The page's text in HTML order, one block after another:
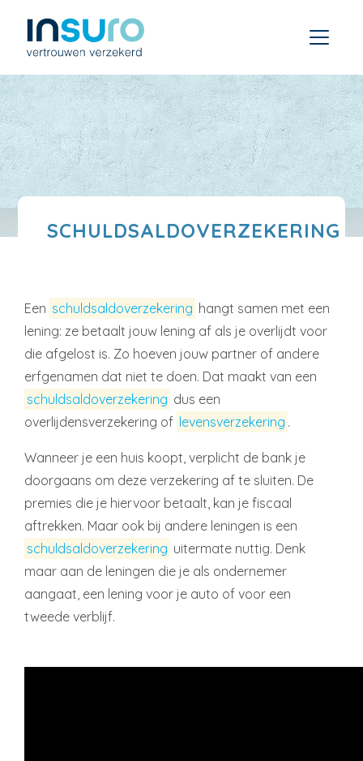
SCHULDSALDOVERZEKERING
Een schuldsaldoverzekering hangt samen met een
lening: ze betaalt jouw lening af als je overlijdt voor
die afgelost is. Zo hoeven jouw partner of andere
erfgenamen dat niet te doen. Dat maakt van een
schuldsaldoverzekering dus een
overlijdensverzekering of levensverzekering .
Wanneer je een huis koopt, verplicht de bank je
doorgaans om deze verzekering af te sluiten. De
premies die je hiervoor betaalt, kan je fiscaal
aftrekken. Maar ook bij andere leningen is een
schuldsaldoverzekering uitermate nuttig. Denk
maar aan de leningen die je als ondernemer
aangaat, een lening voor je auto of voor een
tweede verblijf.